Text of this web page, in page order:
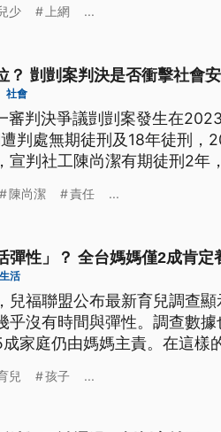
少 上網 ...
？ 剴剴案判決是否衝擊社會
社會
審判決爭議剴剴案發生在
判處無期徒刑及18年徒刑，
宣判社工陳尚潔有期徒刑2年
桐說明，因陳尚潔是具有專
陳尚潔 責任 ...
彈性」？ 全台媽媽僅2成肯定
生活
兒福聯盟公布最新育兒調查
乎沒有時間與彈性。調查數
家庭仍由媽媽主責。在這樣
兒 孩子 ...